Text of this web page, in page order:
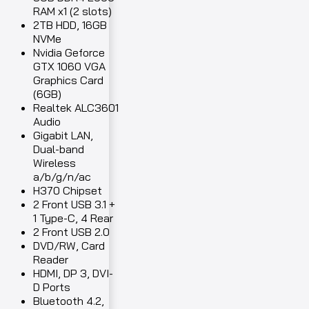
RAM x1 (2 slots)
2TB HDD, 16GB
NVMe
Nvidia Geforce
GTX 1060 VGA
Graphics Card
(6GB)
Realtek ALC3601
Audio
Gigabit LAN,
Dual-band
Wireless
a/b/g/n/ac
H370 Chipset
2 Front USB 3.1 +
1 Type-C, 4 Rear
2 Front USB 2.0
DVD/RW, Card
Reader
HDMI, DP 3, DVI-
D Ports
Bluetooth 4.2,